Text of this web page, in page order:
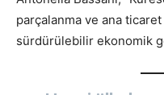
parçalanma ve ana
sürdürülebilir ekonomik